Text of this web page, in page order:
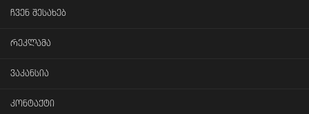
ჩვენ შესახებ
რეკლამა
ვაკანსია
კონტაქტი